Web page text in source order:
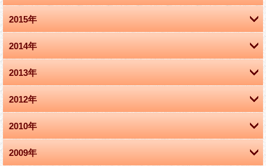
10月 (1)
3月 (2)
2015年
3月 (1)
2014年
8月 (1)
3月 (1)
2013年
12月 (1)
11月 (1)
7月 (2)
2012年
12月 (1)
2010年
11月 (1)
2009年